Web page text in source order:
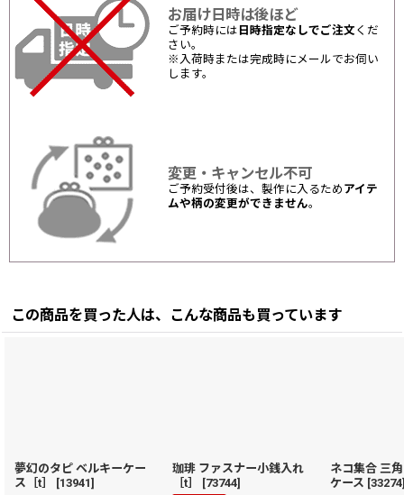
お届け日時は後ほど
ご予約時には 日時指定なしでご注文 くだ
さい。
※入荷時または完成時にメールでお伺い
します。
変更・キャンセル不可
ご予約受付後は、製作に入るため アイテ
ムや柄の変更ができません。
この商品を買った人は、こんな商品も買っています
夢幻のタピ ベルキーケー
ス［t］
[13941]
珈琲 ファスナー小銭入れ
［t］
[73744]
ネコ集合 三
ケース [33274